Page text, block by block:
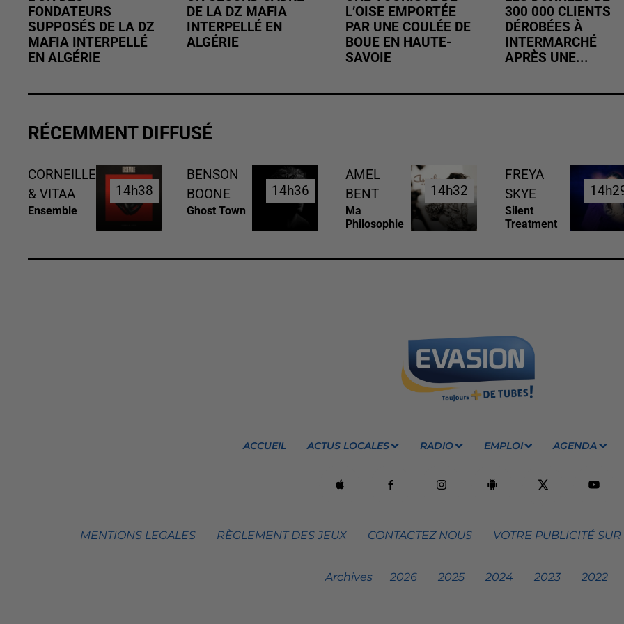
FONDATEURS
SUPPOSÉS DE LA DZ
MAFIA INTERPELLÉ
EN ALGÉRIE
DE LA DZ MAFIA
INTERPELLÉ EN
ALGÉRIE
L’OISE EMPORTÉE
PAR UNE COULÉE DE
BOUE EN HAUTE-
SAVOIE
300 000 CLIENTS
DÉROBÉES À
INTERMARCHÉ
APRÈS UNE...
RÉCEMMENT DIFFUSÉ
CORNEILLE
& VITAA
Ensemble
14h38
14h38
BENSON
BOONE
Ghost Town
14h36
14h36
AMEL
BENT
Ma
Philosophie
14h32
14h32
FREYA
SKYE
Silent
Treatment
ACCUEIL ACTUS LOCALES RADIO EMPLOI AGENDA
MENTIONS LEGALES RÈGLEMENT DES JEUX CONTACTEZ NOUS VOTRE PUBLICITÉ
Archives 2026 2025 2024 2023 2022